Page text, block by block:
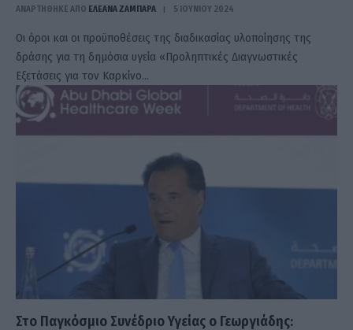
ΑΝΑΡΤΗΘΗΚΕ ΑΠΟ ΕΛΕΑΝΑ ΖΑΜΠΑΡΑ 5 ΙΟΥΝΊΟΥ 2024
Οι όροι και οι προϋποθέσεις της διαδικασίας υλοποίησης της
δράσης για τη δημόσια υγεία «Προληπτικές Διαγνωστικές
Εξετάσεις για τον Καρκίνο…
Στο Παγκόσμιο Συνέδριο Υγείας ο Γεωργιάδης: